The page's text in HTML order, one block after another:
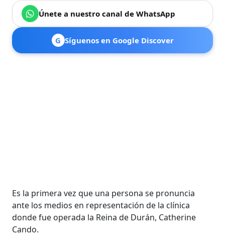
Únete a nuestro canal de WhatsApp
G Síguenos en Google Discover
Es la primera vez que una persona se pronuncia
ante los medios en representación de la clínica
donde fue operada la Reina de Durán, Catherine
Cando.